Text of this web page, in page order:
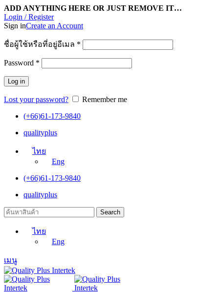
ADD ANYTHING HERE OR JUST REMOVE IT…
Login / Register
Sign inCreate an Account
ชื่อผู้ใช้หรือที่อยู่อีเมล *
Password *
Log in
Lost your password?
Remember me
(+66)61-173-9840
qualityplus
ไทย
Eng
(+66)61-173-9840
qualityplus
Search
ไทย
Eng
เมนู